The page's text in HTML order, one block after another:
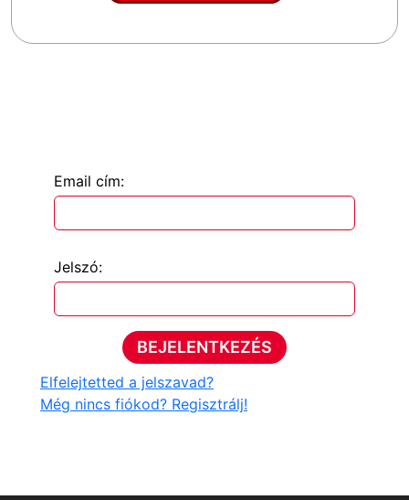
Email cím:
Jelszó:
BEJELENTKEZÉS
Elfelejtetted a jelszavad?
Még nincs fiókod? Regisztrálj!